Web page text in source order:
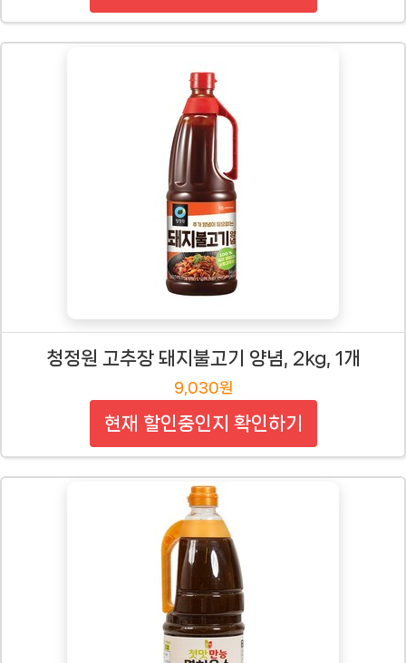
청정원 고추장 돼지불고기 양념, 2kg, 1개
9,030원
현재 할인중인지 확인하기